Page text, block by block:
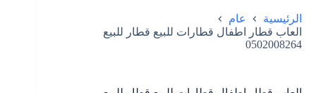
الرئيسية
عام
العاب قطار اطفال قطارات للبيع قطار للبيع
0502008264